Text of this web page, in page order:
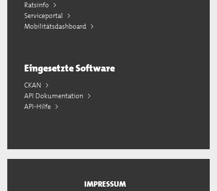
Ratsinfo
Serviceportal
Mobilitätsdashboard
Eingesetzte Software
CKAN
API Dokumentation
API-Hilfe
IMPRESSUM